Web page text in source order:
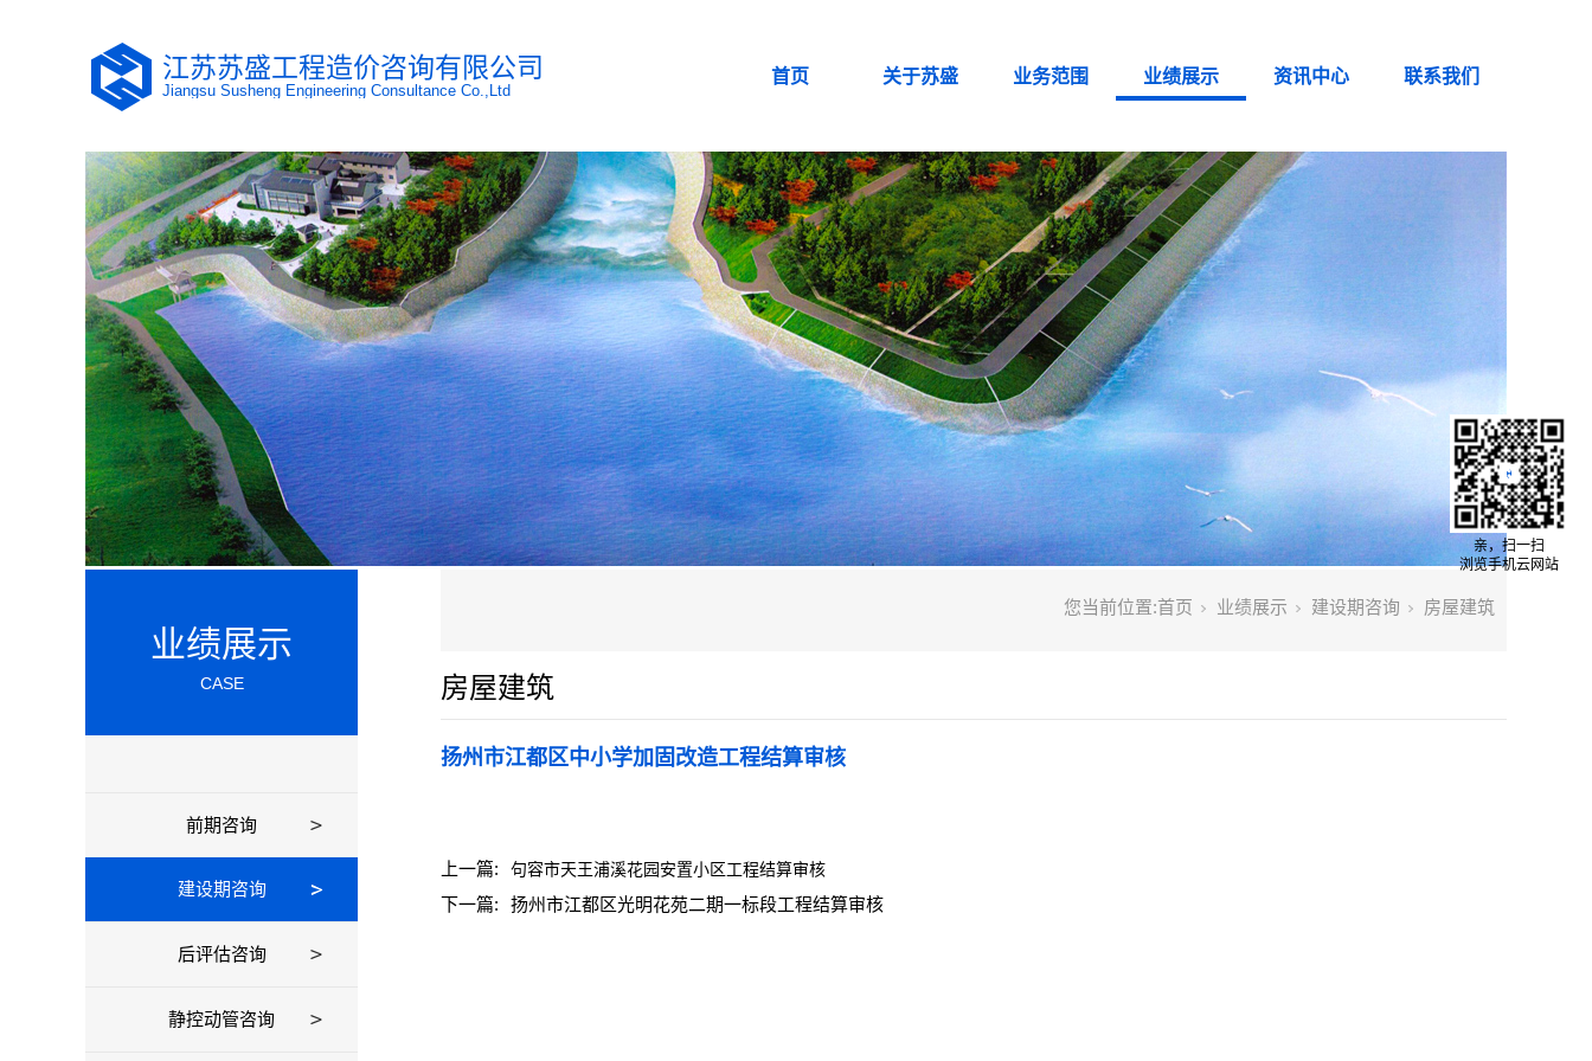
江苏苏盛工程造价咨询有限公司
Jiangsu Susheng Engineering Consultance Co.,Ltd
首页 关于苏盛 业务范围 业绩展示 资讯中心 联系我们
业绩展示
CASE
前期咨询
建设期咨询
后评估咨询
静控动管咨询
您当前位置:首页 业绩展示 建设期咨询 房屋建筑
房屋建筑
扬州市江都区中小学加固改造工程结算审核
上一篇: 句容市天王浦溪花园安置小区工程结算审核
下一篇: 扬州市江都区光明花苑二期一标段工程结算审核
亲，扫一扫
浏览手机云网站